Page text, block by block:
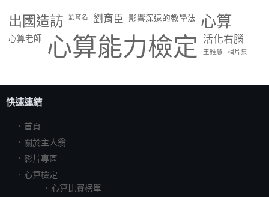
出國造訪 劉育名 劉育臣 影響深遠的教學法 心算
心算老師 心算能力檢定 活化右腦
王雅慧 相片集
快速連結
首頁
關於主人翁
影片專區
心算檢定
心算比賽榜單